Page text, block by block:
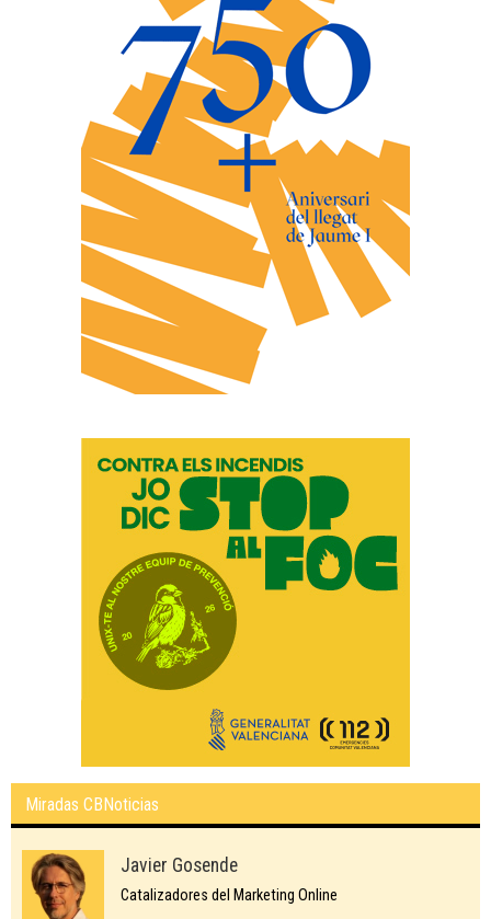
Miradas CBNoticias
Javier Gosende
Catalizadores del Marketing Online